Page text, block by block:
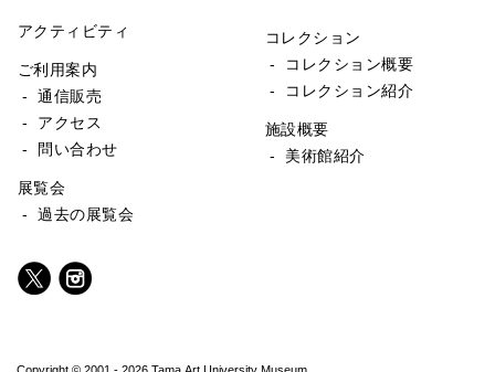
アクティビティ
ご利用案内
- 通信販売
- アクセス
- 問い合わせ
展覧会
- 過去の展覧会
コレクション
- コレクション概要
- コレクション紹介
施設概要
- 美術館紹介